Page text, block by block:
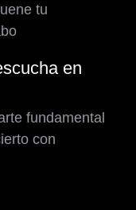
tu
en
fundamental
con